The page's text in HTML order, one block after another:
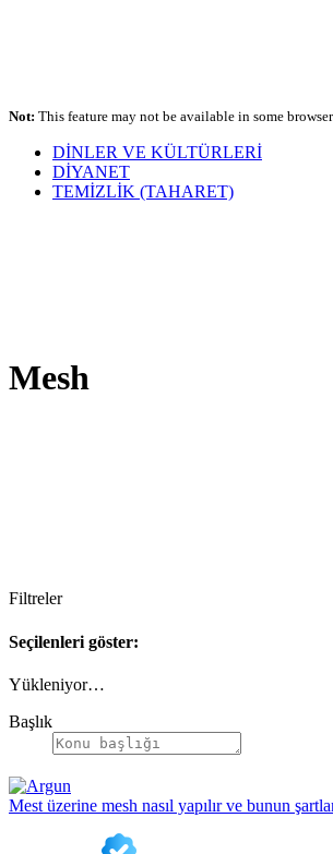
Not: This feature may not be available in some
DİNLER VE KÜLTÜRLERİ
DİYANET
TEMİZLİK (TAHARET)
Mesh
Filtreler
Seçilenleri göster:
Yükleniyor…
Başlık
Mest üzerine mesh nasıl yapılır ve bunun